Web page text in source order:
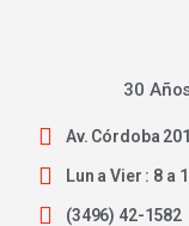
30
Av. Córdoba
Lun a Vier : 8 a
(3496) 42-1582